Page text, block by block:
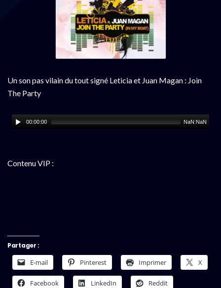
Un son pas vilain du tout signé Leticia et Juan Magan : Join
The Party
00:00:00 NaN:NaN
Contenu VIP :
Partager :
E-mail Pinterest Imprimer X
Facebook LinkedIn Reddit